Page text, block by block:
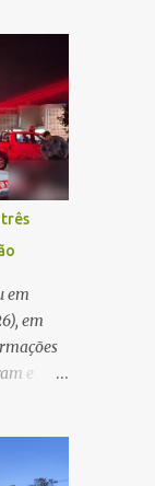
mas
o
Essa
teoria
pelo
ser
e
em
em
e
De